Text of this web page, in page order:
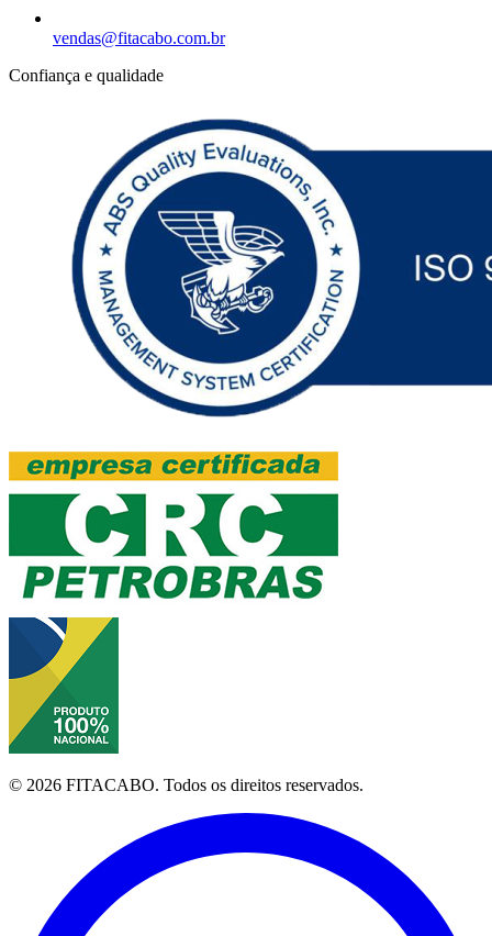
vendas@fitacabo.com.br
Confiança e qualidade
© 2026 FITACABO. Todos os direitos reservados.